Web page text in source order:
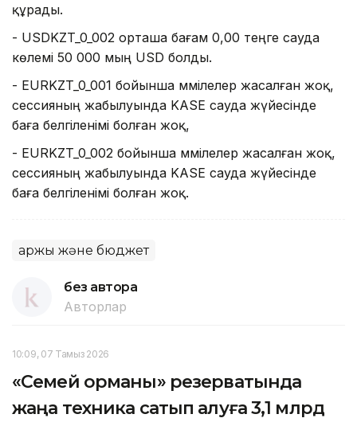
құрады.
- USDKZT_0_002 орташа бағам 0,00 теңге сауда
көлемі 50 000 мың USD болды.
- EURKZT_0_001 бойынша мәмілелер жасалған жоқ,
сессияның жабылуында KASE сауда жүйесінде
баға белгіленімі болған жоқ,
- EURKZT_0_002 бойынша мәмілелер жасалған жоқ,
сессияның жабылуында KASE сауда жүйесінде
баға белгіленімі болған жоқ.
Қаржы және бюджет
без автора
Авторлар
10:09, 07 Тамыз 2026
«Семей орманы» резерватында
жаңа техника сатып алуға 3,1 млрд